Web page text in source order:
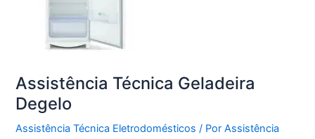
Assistência Técnica Geladeira
Degelo
Assistência Técnica Eletrodomésticos / PorAssistência